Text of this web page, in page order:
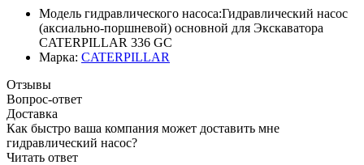
Модель гидравлического насоса:Гидравлический насос
(аксиально-поршневой) основной для Экскаватора
CATERPILLAR 336 GC
Марка: CATERPILLAR
Отзывы
Вопрос-ответ
Доставка
Как быстро ваша компания может доставить мне
гидравлический насос?
Читать ответ